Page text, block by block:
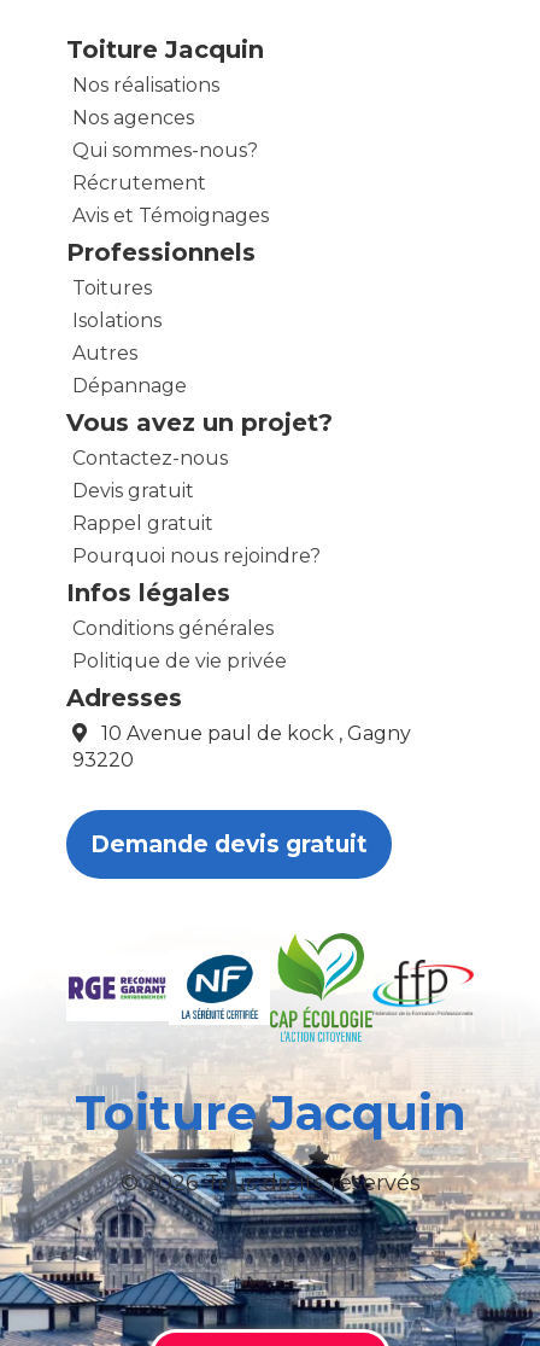
Toiture Jacquin
Nos réalisations
Nos agences
Qui sommes-nous?
Récrutement
Avis et Témoignages
Professionnels
Toitures
Isolations
Autres
Dépannage
Vous avez un projet?
Contactez-nous
Devis gratuit
Rappel gratuit
Pourquoi nous rejoindre?
Infos légales
Conditions générales
Politique de vie privée
Adresses
10 Avenue paul de kock , Gagny
93220
Demande devis gratuit
Toiture Jacquin
© 2026 Tous droits réservés